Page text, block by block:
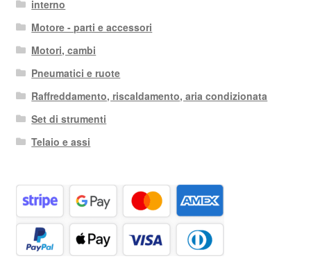
interno
Motore - parti e accessori
Motori, cambi
Pneumatici e ruote
Raffreddamento, riscaldamento, aria condizionata
Set di strumenti
Telaio e assi